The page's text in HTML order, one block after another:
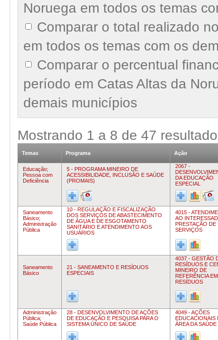
Noruega em todos os temas
Comparar o total realizado
em todos os temas com os
Comparar o percentual
período em Catas Altas da
demais municípios
Mostrando 1 a 8 de 47
Temas Programa Ação
Educação;
Pessoa com
Deficiência
5 - PROGRAMA MINEIRO DE
ACESSIBILIDADE, INCLUSÃO E SAÚDE
(PROMAIS)
2067 -
DA EDUCAÇÃO
ESPECIAL
Saneamento
Básico;
Administração
Pública
10 - REGULAÇÃO E FISCALIZAÇÃO
DOS SERVIÇOS DE ABASTECIMENTO
DE ÁGUA E DE ESGOTAMENTO
SANITÁRIO E ATENDIMENTO AOS
USUÁRIOS
4015 -
AO
PRESTAÇÃO DE
SERVIÇOS
Saneamento
Básico
21 - SANEAMENTO E RESÍDUOS
ESPECIAIS
4037 - GESTÃO
RESÍDUOS E
MINEIRO DE
REFERÊNCIA EM
RESÍDUOS
Administração
Pública;
Saúde Pública
28 - DESENVOLVIMENTO DE AÇÕES
DE EDUCAÇÃO E PESQUISA PARA O
SISTEMA ÚNICO DE SAÚDE
4049 - AÇÕES
EDUCACIONAIS
ÁREA DA SAÚDE